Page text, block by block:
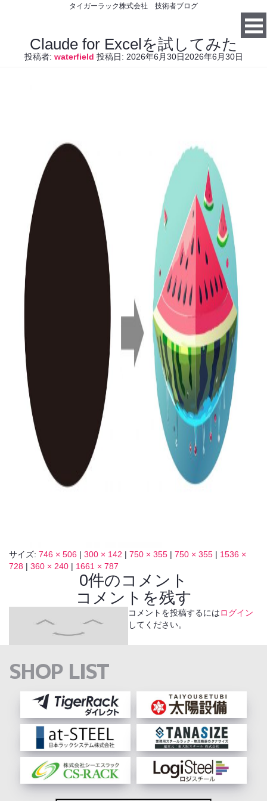
タイガーラック株式会社 技術者ブログ
Claude for Excelを試してみた
投稿者: waterfield 投稿日: 2026年6月30日2026年6月30日
サイズ: 746 × 506 | 300 × 142 | 750 × 355 | 750 × 355 | 1536 ×
728 | 360 × 240 | 1661 × 787
0件のコメント
コメントを残す
コメントを投稿するにはログイン
してください。
SHOP LIST